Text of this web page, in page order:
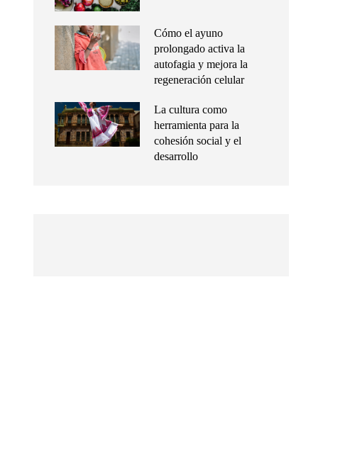
Cómo el ayuno
prolongado activa la
autofagia y mejora la
regeneración celular
La cultura como
herramienta para la
cohesión social y el
desarrollo